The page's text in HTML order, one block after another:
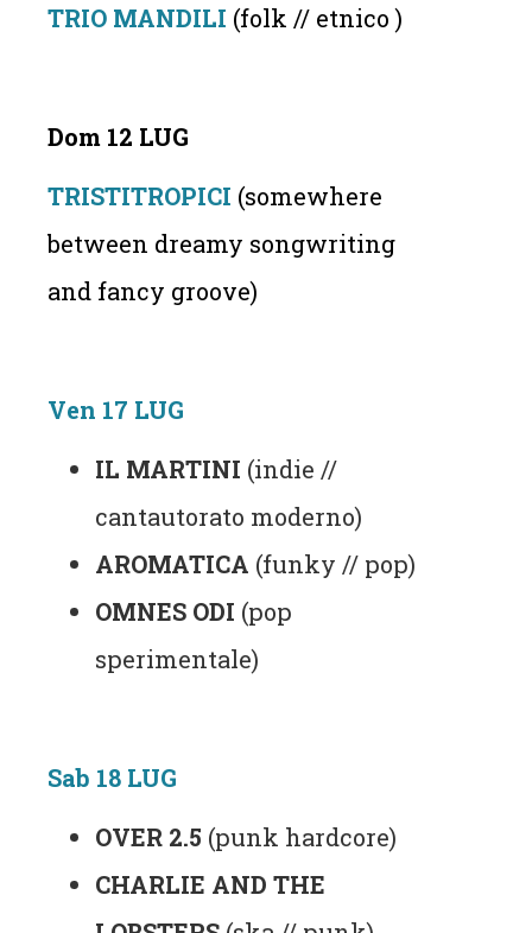
TRIO MANDILI (folk // etnico )
Dom 12 LUG
TRISTITROPICI (somewhere
between dreamy songwriting
and fancy groove)
Ven 17 LUG
IL MARTINI (indie //
cantautorato moderno)
AROMATICA (funky // pop)
OMNES ODI (pop
sperimentale)
Sab 18 LUG
OVER 2.5 (punk hardcore)
CHARLIE AND THE